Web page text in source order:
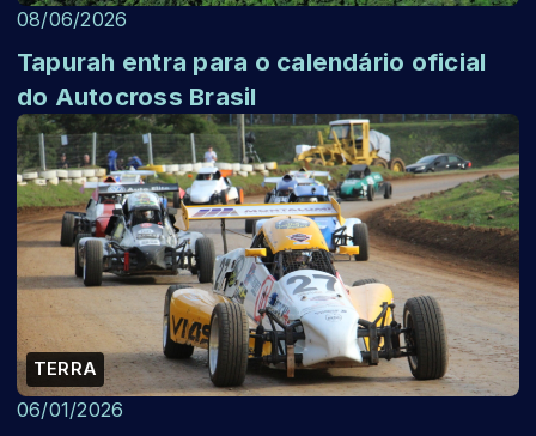
08/06/2026
Tapurah entra para o calendário oficial
do Autocross Brasil
TERRA
06/01/2026